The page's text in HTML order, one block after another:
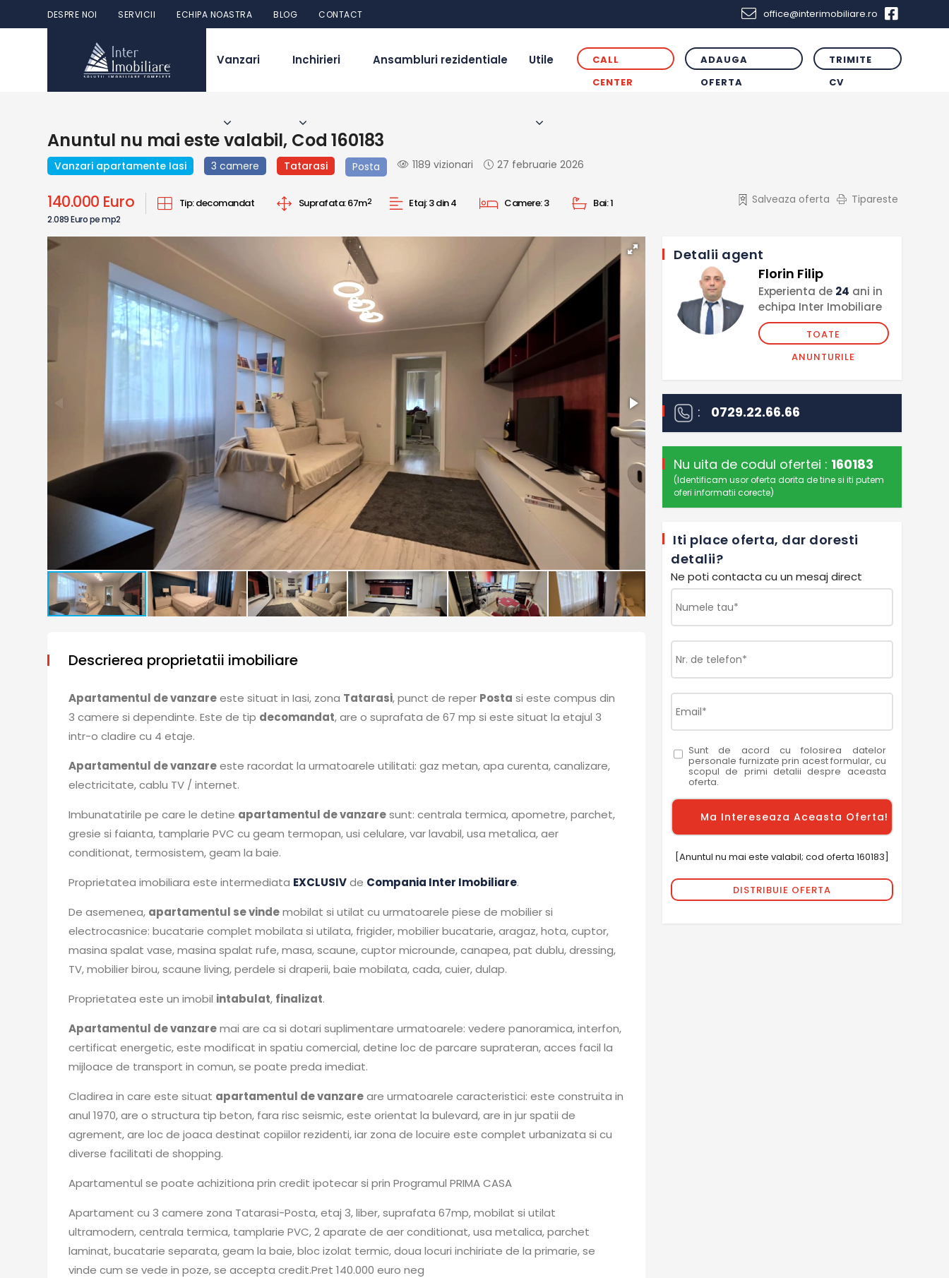
DESPRE NOI SERVICII ECHIPA NOASTRA BLOG CONTACT office@interimobiliare.ro
Vanzari Inchirieri Ansambluri rezidentiale Utile
CALL
CENTER
ADAUGA
OFERTA
TRIMITE
CV
Anuntul nu mai este valabil, Cod 160183
Vanzari apartamente Iasi 3 camere Tatarasi Posta 1189 vizionari 27 februarie 2026
140.000 Euro
2.089 Euro pe mp2
Tip:decomandat Suprafata:67m2 Etaj:3 din 4 Camere:3 Bai:1 Salveaza oferta Tipareste
Descrierea proprietatii imobiliare
Apartamentul de vanzareeste situat in Iasi, zona Tatarasi, punct de reper Posta si este compus din
3 camere si dependinte. Este de tip decomandat, are o suprafata de 67 mp si este situat la etajul 3
intr-o cladire cu 4 etaje.
Apartamentul de vanzareeste racordat la urmatoarele utilitati: gaz metan, apa curenta, canalizare,
electricitate, cablu TV / internet.
Imbunatatirile pe care le detine apartamentul de vanzaresunt: centrala termica, apometre, parchet,
gresie si faianta, tamplarie PVC cu geam termopan, usi celulare, var lavabil, usa metalica, aer
conditionat, termosistem, geam la baie.
Proprietatea imobiliara este intermediata EXCLUSIVde Compania Inter Imobiliare.
De asemenea, apartamentul se vindemobilat si utilat cu urmatoarele piese de mobilier si
electrocasnice: bucatarie complet mobilata si utilata, frigider, mobilier bucatarie, aragaz, hota, cuptor,
masina spalat vase, masina spalat rufe, masa, scaune, cuptor microunde, canapea, pat dublu, dressing,
TV, mobilier birou, scaune living, perdele si draperii, baie mobilata, cada, cuier, dulap.
Proprietatea este un imobil intabulat, finalizat.
Apartamentul de vanzaremai are ca si dotari suplimentare urmatoarele: vedere panoramica, interfon,
certificat energetic, este modificat in spatiu comercial, detine loc de parcare suprateran, acces facil la
mijloace de transport in comun, se poate preda imediat.
Cladirea in care este situat apartamentul de vanzareare urmatoarele caracteristici: este construita in
anul 1970, are o structura tip beton, fara risc seismic, este orientat la bulevard, are in jur spatii de
agrement, are loc de joaca destinat copiilor rezidenti, iar zona de locuire este complet urbanizata si cu
diverse facilitati de shopping.
Apartamentul se poate achizitiona prin credit ipotecar si prin Programul PRIMA CASA
Apartament cu 3 camere zona Tatarasi-Posta, etaj 3, liber, suprafata 67mp, mobilat si utilat
ultramodern, centrala termica, tamplarie PVC, 2 aparate de aer conditionat, usa metalica, parchet
laminat, bucatarie separata, geam la baie, bloc izolat termic, doua locuri inchiriate de la primarie, se
vinde cum se vede in poze, se accepta credit.Pret 140.000 euro neg
Detalii agent
Florin Filip
Experienta de 24 ani in
echipa Inter Imobiliare
TOATE
ANUNTURILE
: 0729.22.66.66
Nu uita de codul ofertei : 160183
(Identificam usor oferta dorita de tine si iti putem
oferi informatii corecte)
Iti place oferta, dar doresti
detalii?
Ne poti contacta cu un mesaj direct
Sunt de acord cu folosirea datelor
personale furnizate prin acest formular, cu
scopul de primi detalii despre aceasta
oferta.
[Anuntul nu mai este valabil; cod oferta 160183]
DISTRIBUIE OFERTA